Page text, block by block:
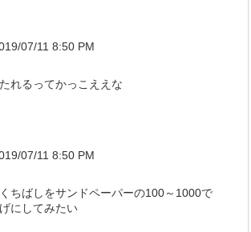
07/11 8:50 PM
れるってかっこええな
07/11 8:50 PM
ちばしをサンドペーパーの100～1000で
にしてみたい